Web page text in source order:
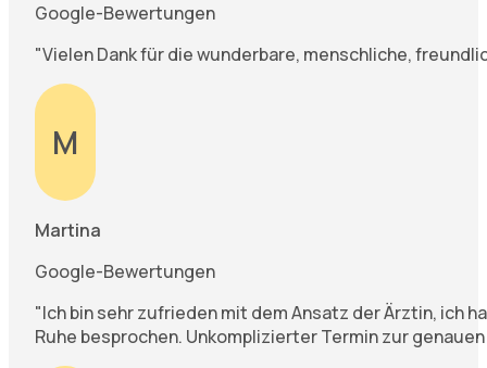
Google-Bewertungen
"Vielen Dank für die wunderbare, menschliche,
M
Martina
Google-Bewertungen
"Ich bin sehr zufrieden mit dem Ansatz der Ärztin, ich
Ruhe besprochen. Unkomplizierter Termin zur